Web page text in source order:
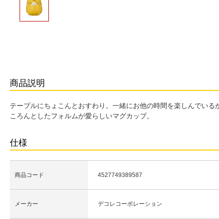
商品説明
テーブルにちょこんとおすわり。一緒にお他の時間を楽しんでいる
ころんとしたフォルムが愛らしいマグカップ。
仕様
商品コード 4527749389587
メーカー デコレコーポレーション